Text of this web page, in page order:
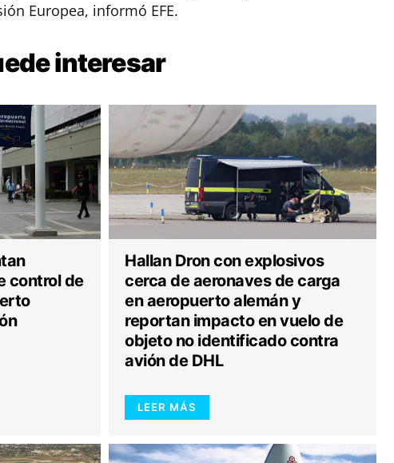
Europea, informó EFE.
interesar
control de
Hallan Dron con explosivos
cerca de aeronaves de carga
en aeropuerto alemán y
reportan impacto en vuelo de
objeto no identificado contra
avión de DHL
LEER MÁS